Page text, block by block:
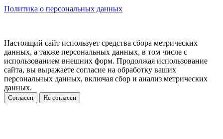
Политика о персональных данных
Настоящий сайт использует средства сбора метрических
данных, а также персональных данных, в том числе с
использованием внешних форм. Продолжая использование
сайта, вы выражаете согласие на обработку ваших
персональных данных, включая сбор и анализ метрических
данных.
Согласен Не согласен